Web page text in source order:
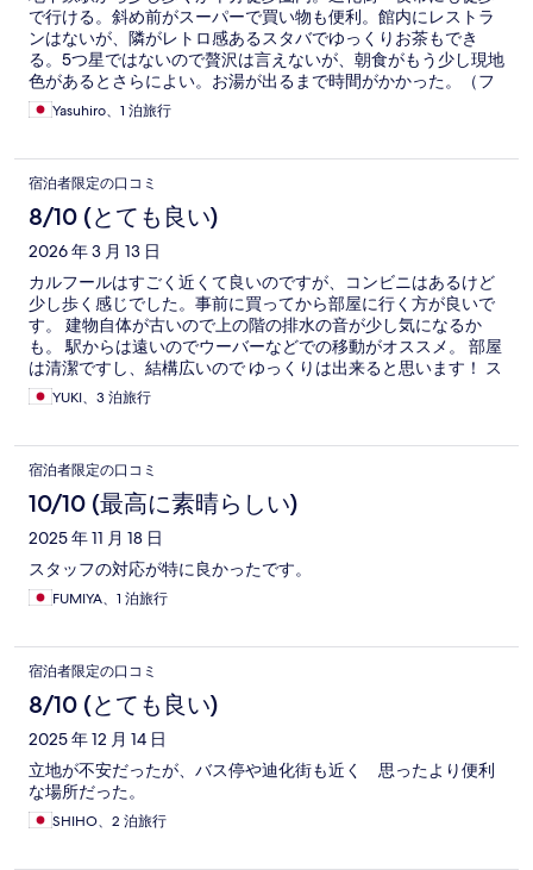
で行ける。斜め前がスーパーで買い物も便利。館内にレストラ
ンはないが、隣がレトロ感あるスタバでゆっくりお茶もでき
る。5つ星ではないので贅沢は言えないが、朝食がもう少し現地
色があるとさらによい。お湯が出るまで時間がかかった。（フ
ロントで注意あり） 部屋やバスルームは十分広くコストパフ
ォーマンスは大変良い。
Yasuhiro、1 泊旅行
宿泊者限定の口コミ
8/10 (とても良い)
2026 年 3 月 13 日
カルフールはすごく近くて良いのですが、コンビニはあるけど
少し歩く感じでした。事前に買ってから部屋に行く方が良いで
す。 建物自体が古いので上の階の排水の音が少し気になるか
も。 駅からは遠いのでウーバーなどでの移動がオススメ。 部屋
は清潔ですし、結構広いので ゆっくりは出来ると思います！ ス
タッフさんも感じ良い方多かったです。
YUKI、3 泊旅行
宿泊者限定の口コミ
10/10 (最高に素晴らしい)
2025 年 11 月 18 日
スタッフの対応が特に良かったです。
FUMIYA、1 泊旅行
宿泊者限定の口コミ
8/10 (とても良い)
2025 年 12 月 14 日
立地が不安だったが、バス停や迪化街も近く 思ったより便利
な場所だった。
SHIHO、2 泊旅行